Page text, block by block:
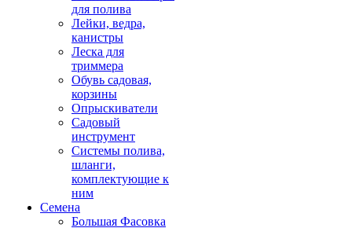
для полива
Лейки, ведра,
канистры
Леска для
триммера
Обувь садовая,
корзины
Опрыскиватели
Садовый
инструмент
Системы полива,
шланги,
комплектующие к
ним
Семена
Большая Фасовка